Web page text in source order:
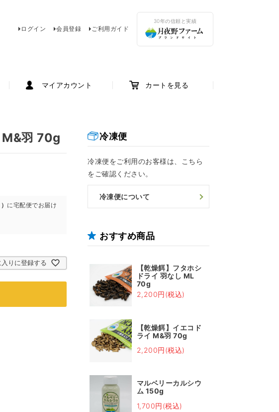
ログイン 会員登録 ご利用ガイド
30年の信頼と実績
マイアカウント カートを見る
冷凍便
冷凍便をご利用のお客様は、こちら
をご確認ください。
冷凍便について
おすすめ商品
【乾燥餌】フタホシ
ドライ 羽なし ML
70g
2,200円(税込)
【乾燥餌】イエコド
ライ M&羽 70g
2,200円(税込)
マルベリーカルシウ
ム 150g
1,700円(税込)
M&羽 70g
に宅配便でお届け
入りに登録する